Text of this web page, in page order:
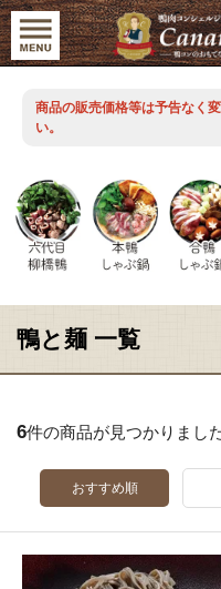
商品の販売価格等は予告なく
い。
鴨と麺 一覧
6件の商品が見つかりまし
おすすめ順